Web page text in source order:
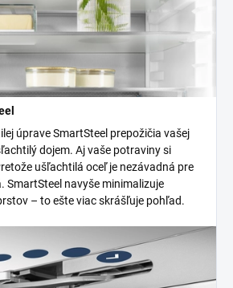
úprave SmartSteel prepožičia vašej
dojem. Aj vaše potraviny si
ušľachtilá oceľ je nezávadná pre
SmartSteel navyše minimalizuje
– to ešte viac skrášľuje pohľad.